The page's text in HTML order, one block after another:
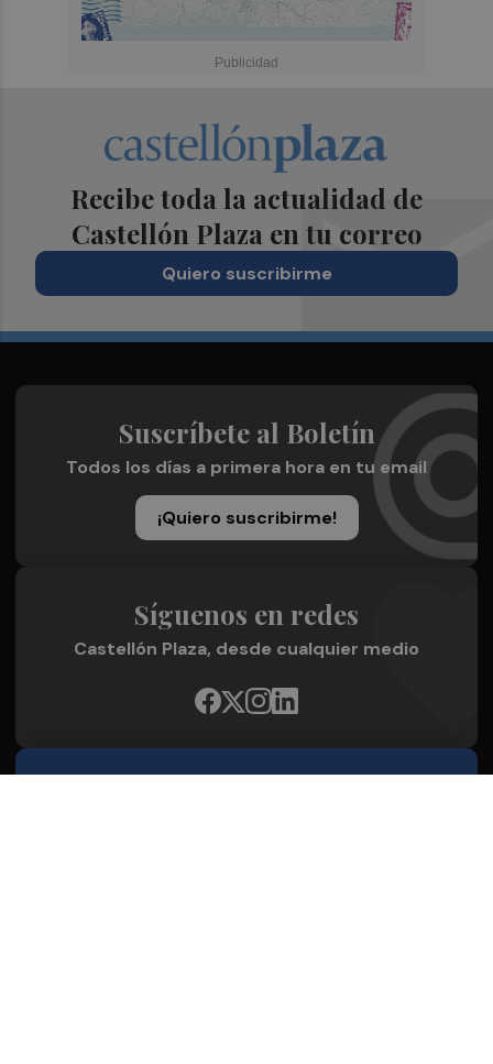
Recibe toda la actualidad de
Castellón Plaza en tu correo
Quiero suscribirme
Suscríbete al Boletín
Todos los días a primera hora en tu email
¡Quiero suscribirme!
Síguenos en redes
Castellón Plaza, desde cualquier medio